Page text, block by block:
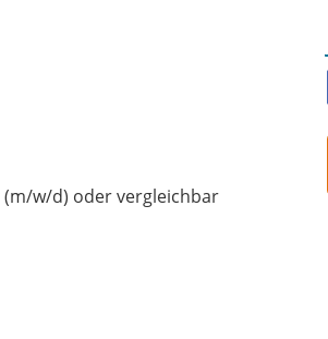
w/d) oder vergleichbar